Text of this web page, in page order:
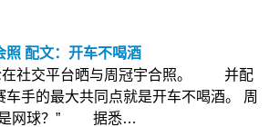
照 配文：开车不喝酒
社交平台晒与周冠宇合照。 并配
手的最大共同点就是开车不喝酒。 周
是网球？” 据悉…